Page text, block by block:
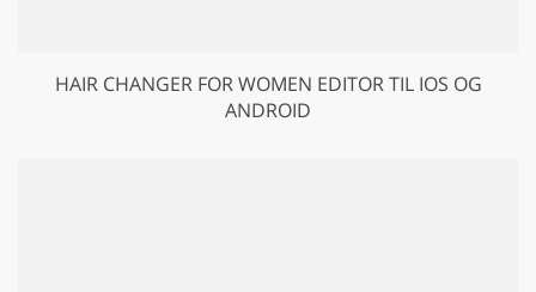
HAIR CHANGER FOR WOMEN EDITOR TIL IOS OG
ANDROID